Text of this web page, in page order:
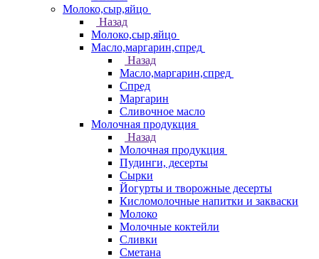
Молоко,сыр,яйцо
Назад
Молоко,сыр,яйцо
Масло,маргарин,спред
Назад
Масло,маргарин,спред
Спред
Маргарин
Сливочное масло
Молочная продукция
Назад
Молочная продукция
Пудинги, десерты
Сырки
Йогурты и творожные десерты
Кисломолочные напитки и закваски
Молоко
Молочные коктейли
Сливки
Сметана